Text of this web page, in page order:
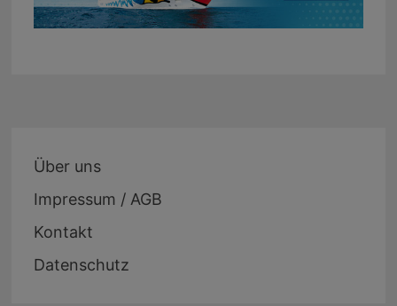
Über uns
Impressum / AGB
Kontakt
Datenschutz